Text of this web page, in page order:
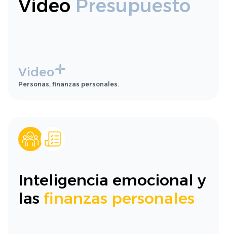
Video Presupuesto
Video
Personas, finanzas personales.
Inteligencia emocional y
las finanzas personales